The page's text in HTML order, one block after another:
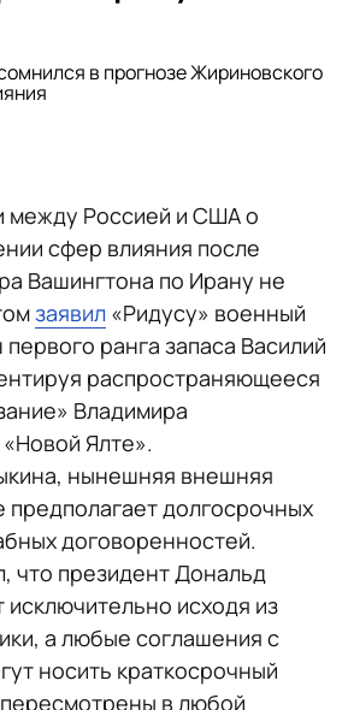
в прогнозе Жириновского
между Россией и США о
сфер влияния после
Вашингтона по Ирану не
заявил «Ридусу» военный
первого ранга запаса Василий
распространяющееся
Владимира
Ялте».
нынешняя внешняя
долгосрочных
договоренностей.
что президент Дональд
исключительно исходя из
а любые соглашения с
носить краткосрочный
в любой